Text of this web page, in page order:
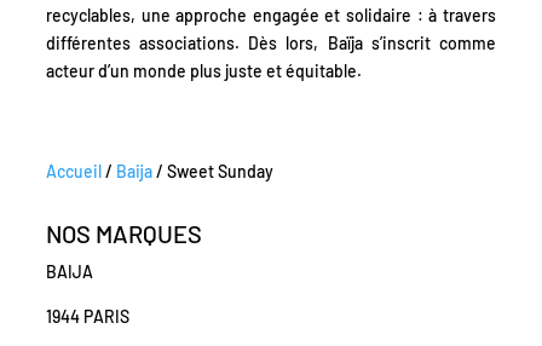
recyclables, une approche engagée et solidaire : à travers
différentes associations. Dès lors, Baïja s’inscrit comme
acteur d’un monde plus juste et équitable.
Accueil/ Baija/ Sweet Sunday
NOS MARQUES
BAIJA
1944 PARIS